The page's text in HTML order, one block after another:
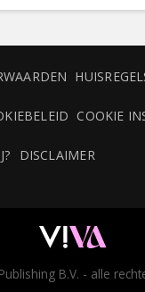
COOKIE
DISCLAIMER
B.V. - alle